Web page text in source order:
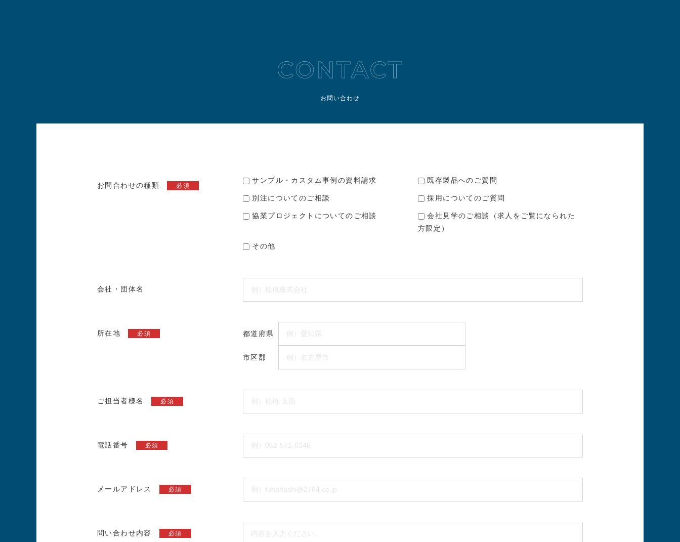
お問い合わせ
お問合わせの種類 必須
サンプル・カスタム事例の資料請求 既存製品へのご質問
別注についてのご相談 採用についてのご質問
協業プロジェクトについてのご相談
会社見学のご相談（求人をご覧になられた
方限定）
その他
会社・団体名
所在地 必須 都道府県
市区郡
ご担当者様名 必須
電話番号 必須
メールアドレス 必須
問い合わせ内容 必須